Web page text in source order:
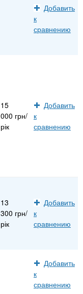
Добавить
к
сравнению
15
000 грн/
рік
Добавить
к
сравнению
13
300 грн/
рік
Добавить
к
сравнению
Добавить
к
сравнению